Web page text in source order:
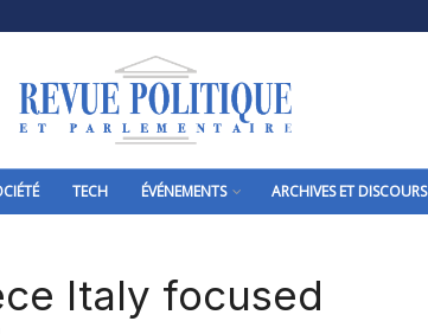
TECH ÉVÉNEMENTS ARCHIVES ET DISCOURS
Italy focused